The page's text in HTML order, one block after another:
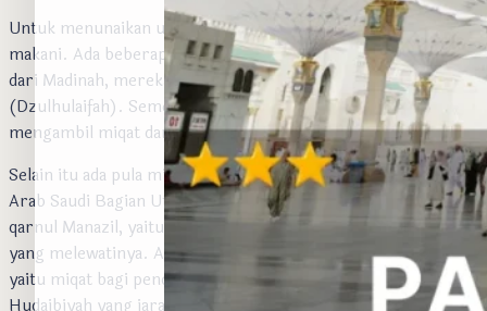
Untuk menunaikan umrah, jemaah haji wajib mengambil miqat
makani. Ada beberapa pilihan miqat. Bagi jemaah yang datang
dari Madinah, mereka mengambil miqat di Bir Ali
(Dzulhulaifah). Sementara yang dari Asia dan Yaman, mereka
mengambil miqat dari Yalamlam.
Selain itu ada pula miqat Al-Juhfah, yaitu miqat bagi penduduk
Arab Saudi Bagian Utara dan Afrika Barat Bagian Utara;
qarnul Manazil, yaitu miqat bagi penduduk Najd, Irak dan Iran
yang melewatinya. Ada pula Dzatu Irqin (Adh-Dharibah),
yaitu miqat bagi penduduk Irak yang melewatinya, dan
Hudaibiyah yang jaraknya sekitar 25 km dari Masjidil Haram.